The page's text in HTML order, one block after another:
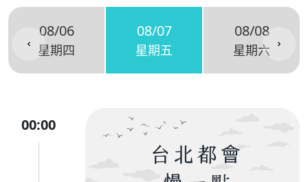
08/06
星期四
08/07
星期五
08/08
星期六
00:00